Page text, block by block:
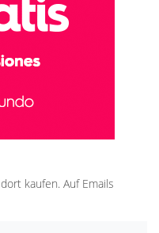
kaufen. Auf Emails